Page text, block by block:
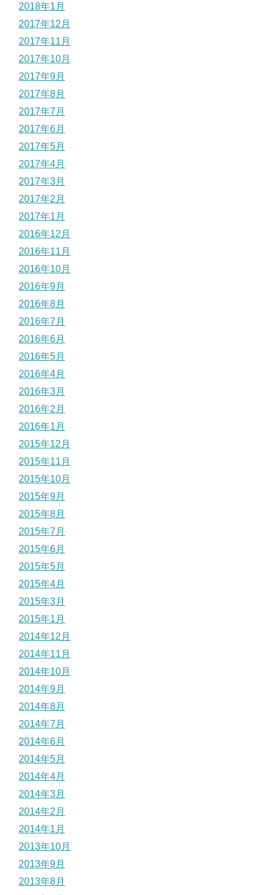
2018年1月
2017年12月
2017年11月
2017年10月
2017年9月
2017年8月
2017年7月
2017年6月
2017年5月
2017年4月
2017年3月
2017年2月
2017年1月
2016年12月
2016年11月
2016年10月
2016年9月
2016年8月
2016年7月
2016年6月
2016年5月
2016年4月
2016年3月
2016年2月
2016年1月
2015年12月
2015年11月
2015年10月
2015年9月
2015年8月
2015年7月
2015年6月
2015年5月
2015年4月
2015年3月
2015年1月
2014年12月
2014年11月
2014年10月
2014年9月
2014年8月
2014年7月
2014年6月
2014年5月
2014年4月
2014年3月
2014年2月
2014年1月
2013年10月
2013年9月
2013年8月